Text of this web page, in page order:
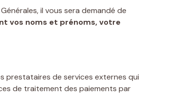
il vous sera demandé de
vos noms et prénoms, votre
prestataires de services externes qui
de traitement des paiements par